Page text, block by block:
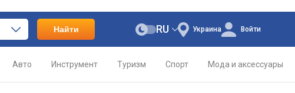
Найти Украина
RU Войти
Авто Инструмент Туризм Спорт Мода и аксессуары